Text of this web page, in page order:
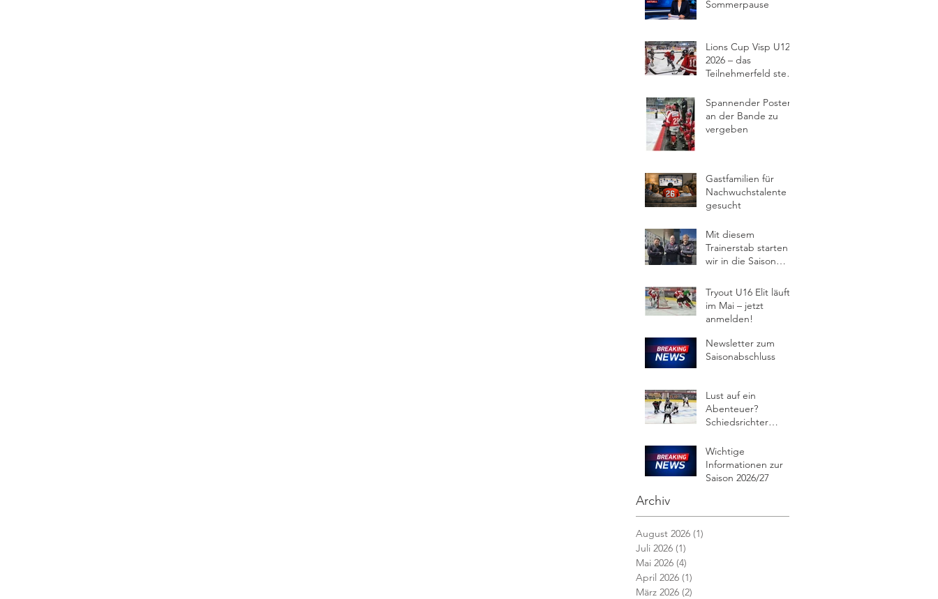
Sommerpause
Lions Cup Visp U12
2026 – das
Teilnehmerfeld steht
Spannender Posten
an der Bande zu
vergeben
Gastfamilien für
Nachwuchstalente
gesucht
Mit diesem
Trainerstab starten
wir in die Saison
Tryout U16 Elit läuft
im Mai – jetzt
anmelden!
Newsletter zum
Saisonabschluss
Lust auf ein
Abenteuer?
Schiedsrichter
Wichtige
Informationen zur
Saison 2026/27
Archiv
August 2026 (1)
Juli 2026 (1)
Mai 2026 (4)
April 2026 (1)
März 2026 (2)